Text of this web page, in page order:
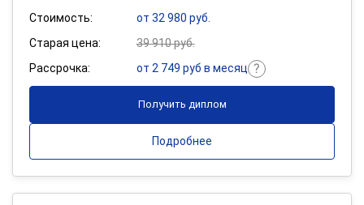
Стоимость:
от 32 980 руб.
Старая цена:
39 910 руб.
Рассрочка:
от 2 749 руб в месяц
Получить диплом
Подробнее